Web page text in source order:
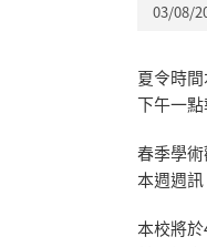
03/08/
夏令時
下午一
春季學
本週週
本校將